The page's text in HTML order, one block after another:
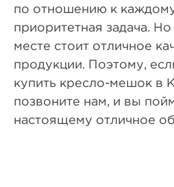
по отношению к
приоритетная задача.
месте стоит отличное
продукции. Поэтому,
купить кресло-мешок в
позвоните нам, и вы
настоящему отличное